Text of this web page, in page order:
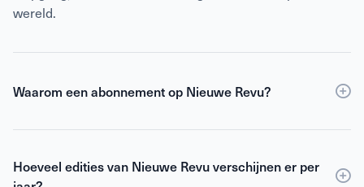
wereld.
Waarom een abonnement op Nieuwe Revu?
Eenabonnementop Nieuwe Revu is voordeliger dan
scherpe journalistiek en digitale edities. Je ontvangt
Hoeveel edities van Nieuwe Revu verschijnen er per